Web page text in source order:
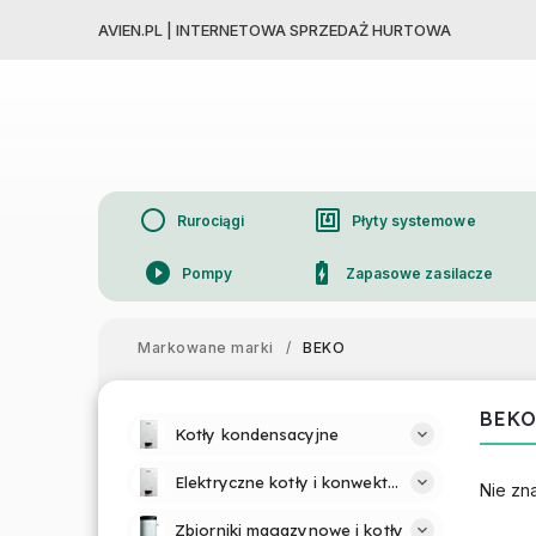
AVIEN.PL | INTERNETOWA SPRZEDAŻ HURTOWA
circle Rurociągi nfc Płyty systemowe
play_circle_filled Pompy battery_charging_full Zapasowe zasilacze
Markowane marki
/ BEKO
Kotły kondensacyjne
Elektryczne kotły i konwektory
Zbiorniki magazynowe i kotły
BEKO
Nie